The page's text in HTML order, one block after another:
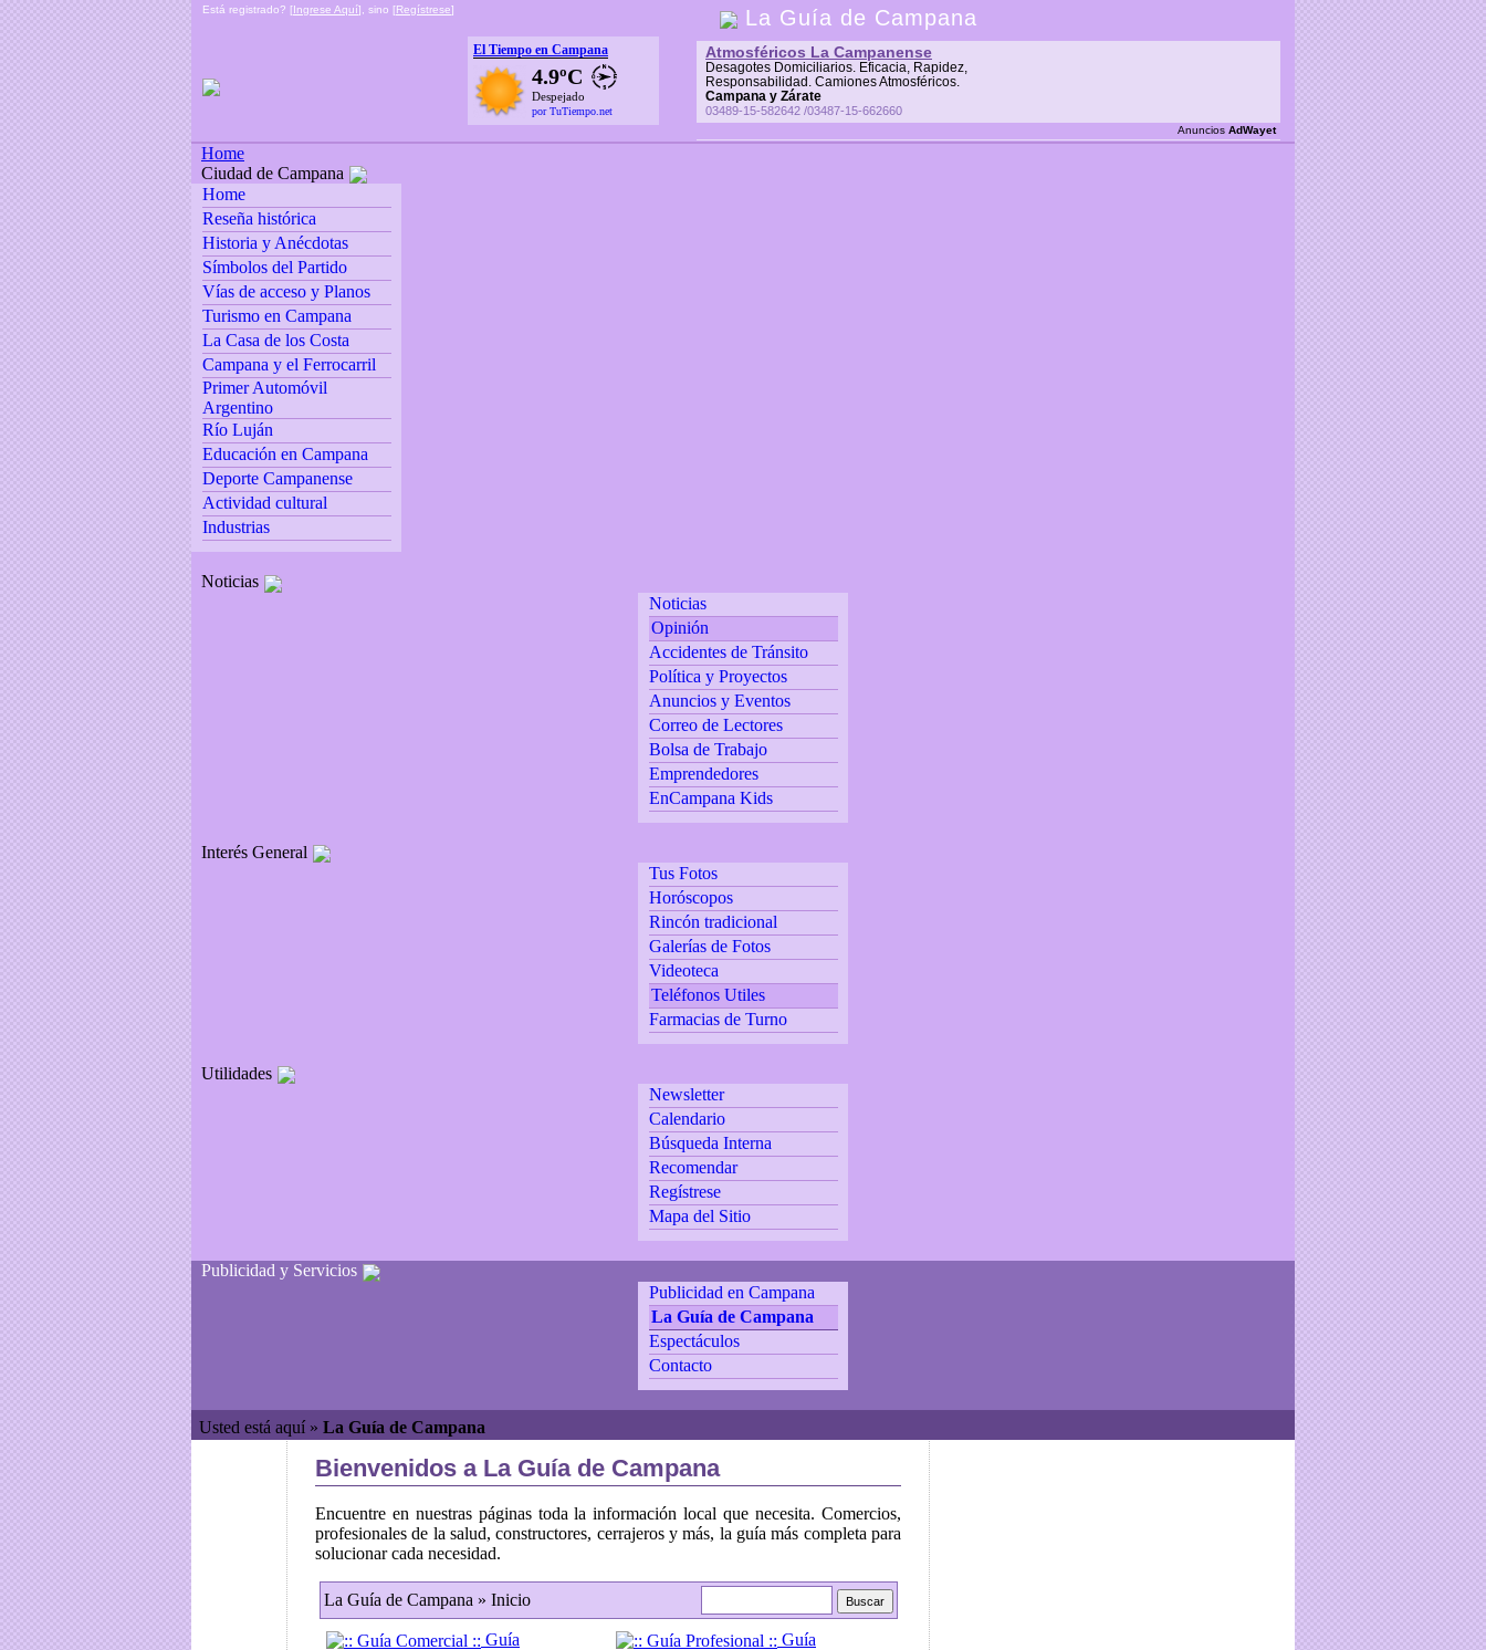
Está registrado? [Ingrese Aquí], sino [Regístrese] La Guía de Campana
Atmosféricos La Campanense
Desagotes Domiciliarios. Eficacia, Rapidez,
Responsabilidad. Camiones Atmosféricos.
Campana y Zárate
03489-15-582642 /03487-15-662660
Anuncios AdWayet
El Tiempo en Campana
4.9ºC
Despejado
por TuTiempo.net
Home
Ciudad de Campana
Home
Reseña histórica
Historia y Anécdotas
Símbolos del Partido
Vías de acceso y Planos
Turismo en Campana
La Casa de los Costa
Campana y el Ferrocarril
Primer Automóvil
Argentino
Río Luján
Educación en Campana
Deporte Campanense
Actividad cultural
Industrias
Noticias
Noticias
Opinión
Accidentes de Tránsito
Política y Proyectos
Anuncios y Eventos
Correo de Lectores
Bolsa de Trabajo
Emprendedores
EnCampana Kids
Interés General
Tus Fotos
Horóscopos
Rincón tradicional
Galerías de Fotos
Videoteca
Teléfonos Utiles
Farmacias de Turno
Utilidades
Newsletter
Calendario
Búsqueda Interna
Recomendar
Regístrese
Mapa del Sitio
Publicidad y Servicios
Publicidad en Campana
La Guía de Campana
Espectáculos
Contacto
Usted está aquí » La Guía de Campana
Bienvenidos a La Guía de Campana
Encuentre en nuestras páginas toda la información local que necesita. Comercios,
profesionales de la salud, constructores, cerrajeros y más, la guía más completa para
solucionar cada necesidad.
La Guía de Campana » Inicio
Guía
Guía